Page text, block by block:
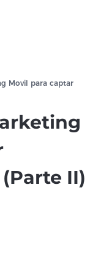
Movil para captar
II)